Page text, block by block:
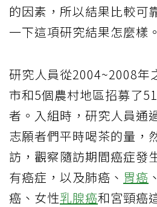
的因素，所以結果比較可
一下這項研究結果怎麼樣。
研究人員從2004~2008年
市和5個農村地區招募了
者。入組時，研究人員通
志願者們平時喝茶的量，
訪，觀察隨訪期間癌症發
有癌症，以及肺癌、 胃癌
癌、女性乳腺癌和宮頸癌